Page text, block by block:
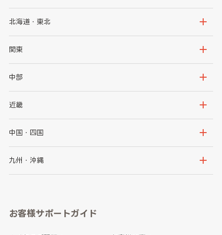
北海道・東北
北海道
岩手県
秋田県
関東
茨城県
群馬県
千葉県
中部
新潟県
石川県
山梨県
愛知県
近畿
大阪府
京都府
和歌山県
中国・四国
鳥取県
山口県
九州・沖縄
長崎県
お客様サポートガイド